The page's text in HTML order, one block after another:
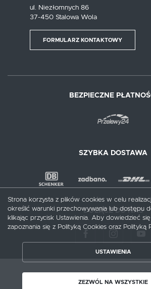
ul. Niezłomnych 86
37-450 Stalowa Wola
FORMULARZ KONTAKTOWY
BEZPIECZNE
SZYBKA DOSTAWA
DOŁĄCZ DO NAS
Copyright by
Strona korzysta z plików cookies w celu
określić warunki przechowywania lub dostępu
klikając przycisk Ustawienia. Aby dowiedzieć
zapoznania się z Polityką Cookies oraz Polityką
USTAWIENIA
ZEZWÓL NA WSZYSTKIE
ZAPISZ WYBRANE